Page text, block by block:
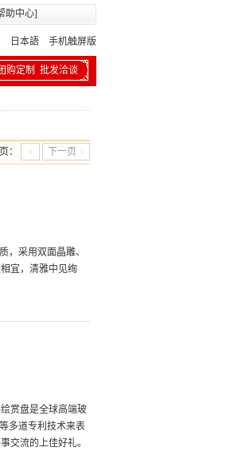
助中心]
日本語 手机触屏版
购定制 批发洽谈
： 下一页
，采用双面晶雕、
宜，清雅中见绚
赏盘是全球高端玻
多道专利技术来表
交流的上佳好礼。